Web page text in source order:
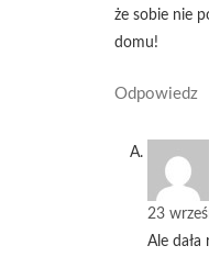
że sobie nie
domu!
Odpowiedz
23
Ale dała